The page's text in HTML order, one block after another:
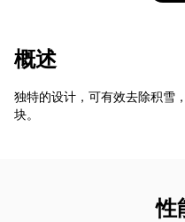
概述
独特的设计，可有效去除积雪
块。
性